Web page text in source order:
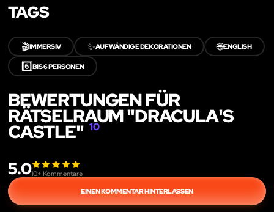
TAGS
🎬IMMERSIV ✨AUFWÄNDIGE DEKORATIONEN 🌐ENGLISH
6️⃣BIS 6 PERSONEN
BEWERTUNGEN FÜR
RÄTSELRAUM "DRACULA'S
CASTLE"10
5.010+ Kommentare
EINEN KOMMENTAR HINTERLASSEN